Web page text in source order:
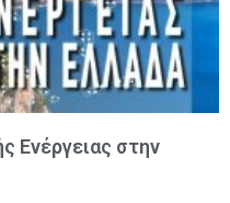
Ενέργειας στην